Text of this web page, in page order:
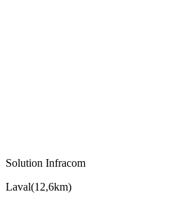
Solution Infracom
Laval(12,6km)